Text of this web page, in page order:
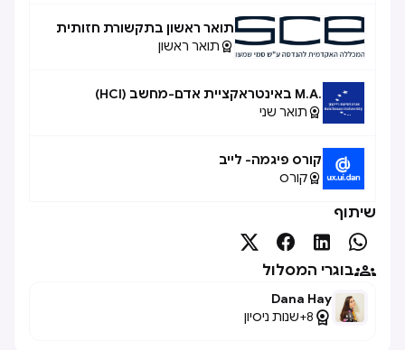
תואר ראשון בתקשורת חזותית
תואר ראשון
.M.A באינטראקציית אדם-מחשב (HCI)
תואר שני
קורס פיגמה- לייב
קורס
שיתוף




בוגרי המסלול
Dana Hay

8+ שנות ניסיון